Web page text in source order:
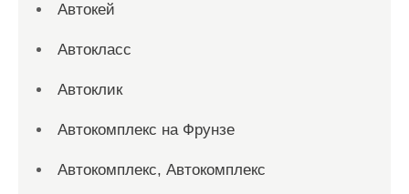
Автокей
Автокласс
Автоклик
Автокомплекс на Фрунзе
Автокомплекс, Автокомплекс